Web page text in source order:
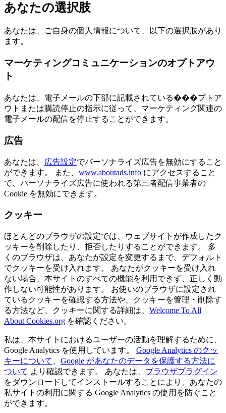
あなたの選択肢
あなたは、ご自身の個人情報について、以下の選択肢があり
ます。
マーケティングコミュニケーションのオプトアウ
ト
あなたは、電子メールの下部に記載されている���プトア
ウトまたは購読停止の指示に従って、マーケティング関連の
電子メールの配信を停止することができます。
広告
あなたは、 広告設定でパーソナライズ広告を無効にすること
ができます。 また、 www.aboutads.info にアクセスすること
で、パーソナライズ広告に使われる第三者配信事業者の
Cookie を無効にできます。
クッキー
ほとんどのブラウザの設定では、ウェブサイトが作成したク
ッキーを削除したり、拒否したりすることができます。 多
くのブラウザは、あなたが設定を変更するまで、デフォルト
でクッキーを受け入れます。 あなたがクッキーを受け入れ
ない場合、本サイトのすべての機能を利用できず、正しく動
作しない可能性があります。 お使いのブラウザに設定され
ているクッキーを確認する方法や、クッキーを管理・削除す
る方法など、クッキーに関する詳細は、 Welcome To All
About Cookies.org を確認ください。
私は、本サイトにおけるユーザーの活動を理解するために、
Google Analytics を使用しています。 Google Analytics のクッ
キーについて
Google があなたのデータを保護する方法に
ついて より確認できます。 あなたは、 ブラウザプラグイン
をダウンロードしてインストールすることにより、あなたの
私サイトの利用に関する Google Analytics の使用を防ぐこと
ができます。